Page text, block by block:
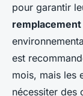
pour garantir
remplacement
est
mois, mais les
nécessiter des